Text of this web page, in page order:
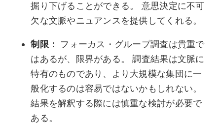
掘り下げることができる。 意思決定に不可
欠な文脈やニュアンスを提供してくれる。
制限：
フォーカス・グループ調査は貴重で
はあるが、限界がある。 調査結果は文脈に
特有のものであり、より大規模な集団に一
般化するのは容易ではないかもしれない。
結果を解釈する際には慎重な検討が必要で
ある。